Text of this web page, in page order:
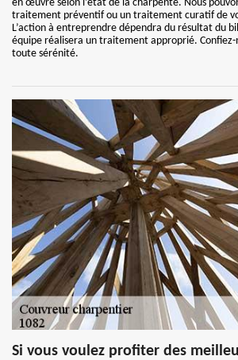
en œuvre selon l’état de la charpente. Nous
traitement préventif ou un traitement curatif de
L’action à entreprendre dépendra du résultat du
équipe réalisera un traitement approprié.
toute sérénité.
Si vous voulez profiter des